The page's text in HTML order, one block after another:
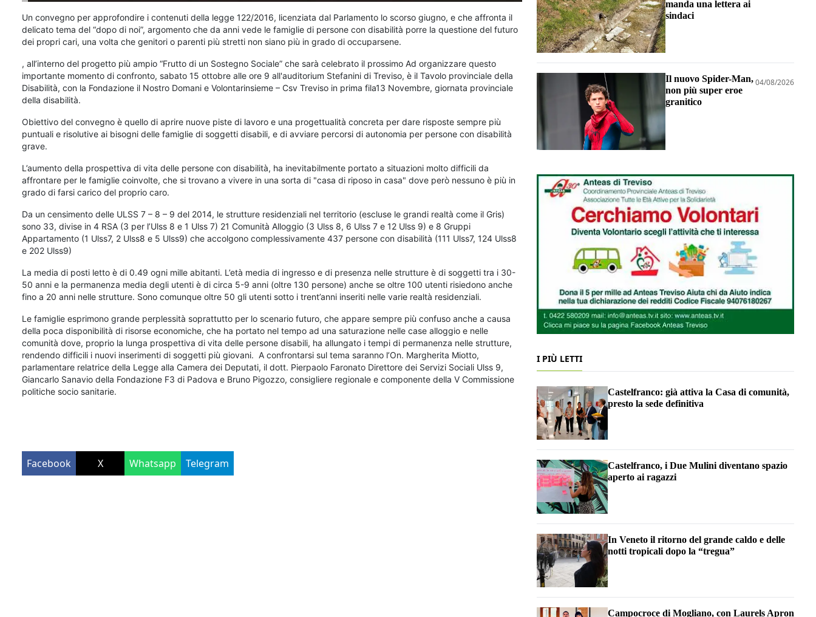
Un convegno per approfondire i contenuti della legge 122/2016, licenziata dal Parlamento lo scorso giugno, e che affronta il
delicato tema del “dopo di noi”, argomento che da anni vede le famiglie di persone con disabilità porre la questione del futuro
dei propri cari, una volta che genitori o parenti più stretti non siano più in grado di occuparsene.
, all’interno del progetto più ampio “Frutto di un Sostegno Sociale” che sarà celebrato il prossimo Ad organizzare questo
importante momento di confronto, sabato 15 ottobre alle ore 9 all'auditorium Stefanini di Treviso, è il Tavolo provinciale della
Disabilità, con la Fondazione il Nostro Domani e Volontarinsieme – Csv Treviso in prima fila13 Novembre, giornata provinciale
della disabilità.
Obiettivo del convegno è quello di aprire nuove piste di lavoro e una progettualità concreta per dare risposte sempre più
puntuali e risolutive ai bisogni delle famiglie di soggetti disabili, e di avviare percorsi di autonomia per persone con disabilità
grave.
L’aumento della prospettiva di vita delle persone con disabilità, ha inevitabilmente portato a situazioni molto difficili da
affrontare per le famiglie coinvolte, che si trovano a vivere in una sorta di "casa di riposo in casa" dove però nessuno è più in
grado di farsi carico del proprio caro.
Da un censimento delle ULSS 7 – 8 – 9 del 2014, le strutture residenziali nel territorio (escluse le grandi realtà come il Gris)
sono 33, divise in 4 RSA (3 per l’Ulss 8 e 1 Ulss 7) 21 Comunità Alloggio (3 Ulss 8, 6 Ulss 7 e 12 Ulss 9) e 8 Gruppi
Appartamento (1 Ulss7, 2 Ulss8 e 5 Ulss9) che accolgono complessivamente 437 persone con disabilità (111 Ulss7, 124 Ulss8
e 202 Ulss9)
La media di posti letto è di 0.49 ogni mille abitanti. L’età media di ingresso e di presenza nelle strutture è di soggetti tra i 30-
50 anni e la permanenza media degli utenti è di circa 5-9 anni (oltre 130 persone) anche se oltre 100 utenti risiedono anche
fino a 20 anni nelle strutture. Sono comunque oltre 50 gli utenti sotto i trent’anni inseriti nelle varie realtà residenziali.
Le famiglie esprimono grande perplessità soprattutto per lo scenario futuro, che appare sempre più confuso anche a causa
della poca disponibilità di risorse economiche, che ha portato nel tempo ad una saturazione nelle case alloggio e nelle
comunità dove, proprio la lunga prospettiva di vita delle persone disabili, ha allungato i tempi di permanenza nelle strutture,
rendendo difficili i nuovi inserimenti di soggetti più giovani. A confrontarsi sul tema saranno l’On. Margherita Miotto,
parlamentare relatrice della Legge alla Camera dei Deputati, il dott. Pierpaolo Faronato Direttore dei Servizi Sociali Ulss 9,
Giancarlo Sanavio della Fondazione F3 di Padova e Bruno Pigozzo, consigliere regionale e componente della V Commissione
politiche socio sanitarie.
Facebook X Whatsapp Telegram
manda una lettera ai
sindaci
Il nuovo Spider-Man,
non più super eroe
granitico
04/08/2026
I PIÙ LETTI
Castelfranco: già attiva la Casa di comunità,
presto la sede definitiva
Castelfranco, i Due Mulini diventano spazio
aperto ai ragazzi
In Veneto il ritorno del grande caldo e delle
notti tropicali dopo la “tregua”
Campocroce di Mogliano, con Laurels Apron